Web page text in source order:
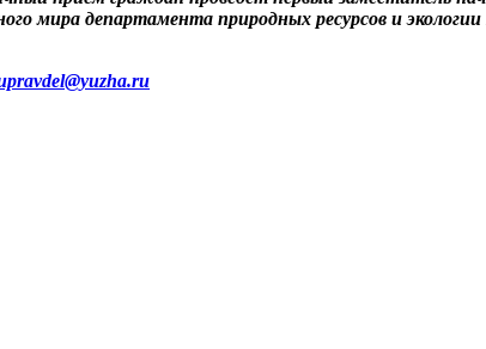
мира департамента природных ресурсов и